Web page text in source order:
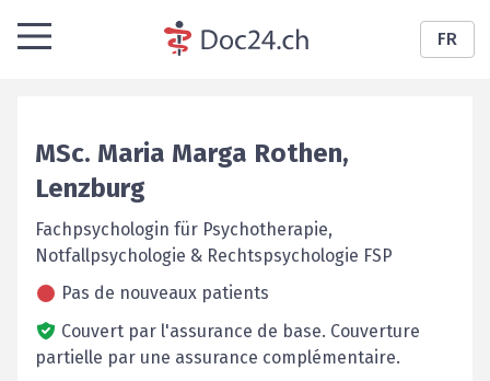
FR
MSc. Maria Marga Rothen,
Lenzburg
Fachpsychologin für Psychotherapie,
Notfallpsychologie & Rechtspsychologie FSP
Pas de nouveaux patients
Couvert par l'assurance de base. Couverture
partielle par une assurance complémentaire.